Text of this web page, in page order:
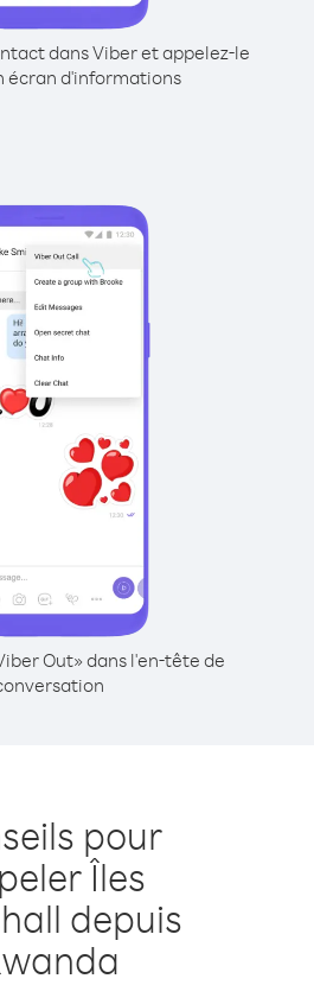
dans Viber et appelez-le
écran d'informations
Out» dans l'en-tête de
pour
Îles
depuis